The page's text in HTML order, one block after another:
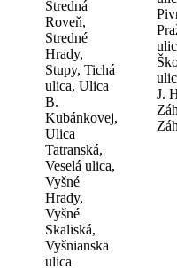
Stredná
Roveň,
Stredné
Hrady,
Stupy, Tichá
ulica, Ulica
B.
Kubánkovej,
Ulica
Tatranská,
Veselá ulica,
Vyšné
Hrady,
Vyšné
Skaliská,
Vyšnianska
ulica
J.